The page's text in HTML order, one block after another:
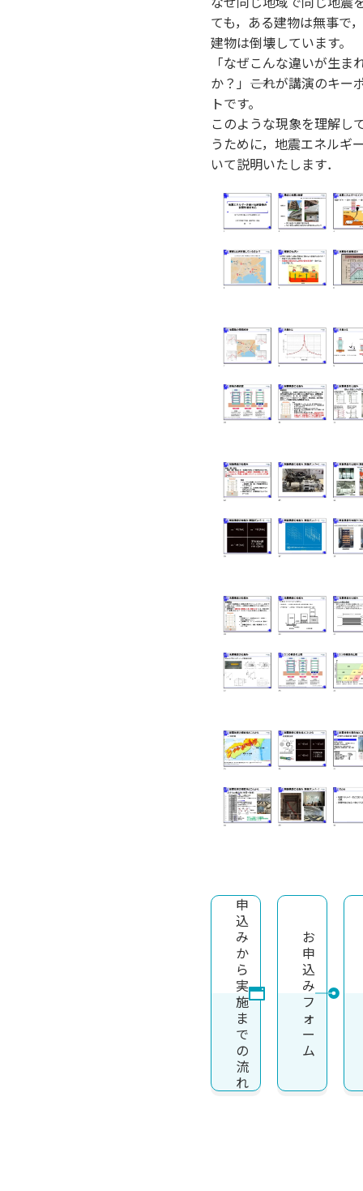
ても，ある建物は無事で
建物は倒壊しています。
「なぜこんな違いが生ま
か？」――これが講演のキー
トです。
このような現象を理解し
うために，地震エネルギ
いて説明いたします．
申
込
み
か
ら
実
施
ま
で
の
流
れ
お
申
込
み
フ
ォ
ー
ム